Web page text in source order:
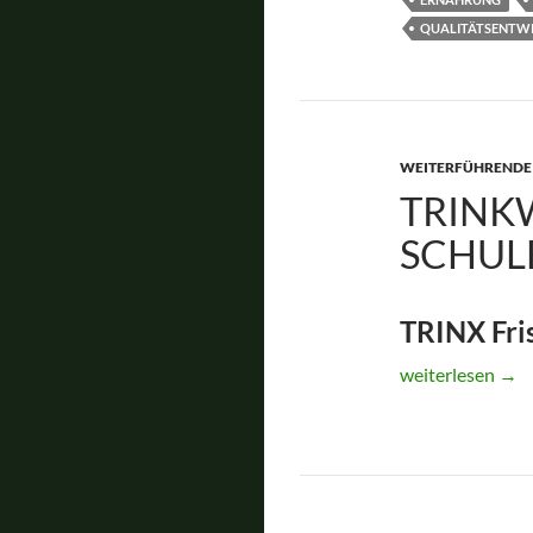
TRINX
weiterlesen →